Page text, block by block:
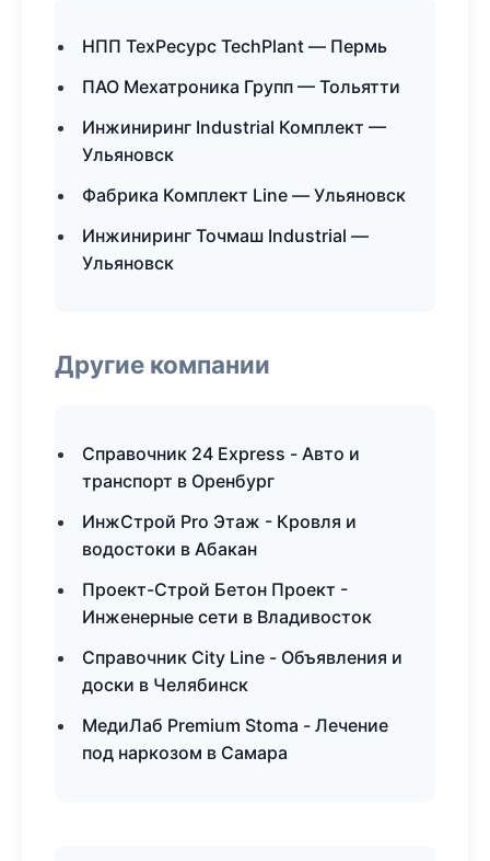
НПП ТехРесурс TechPlant — Пермь
ПАО Мехатроника Групп — Тольятти
Инжиниринг Industrial Комплект —
Ульяновск
Фабрика Комплект Line — Ульяновск
Инжиниринг Точмаш Industrial —
Ульяновск
Другие компании
Справочник 24 Express - Авто и
транспорт в Оренбург
ИнжСтрой Pro Этаж - Кровля и
водостоки в Абакан
Проект-Строй Бетон Проект -
Инженерные сети в Владивосток
Справочник City Line - Объявления и
доски в Челябинск
МедиЛаб Premium Stoma - Лечение
под наркозом в Самара